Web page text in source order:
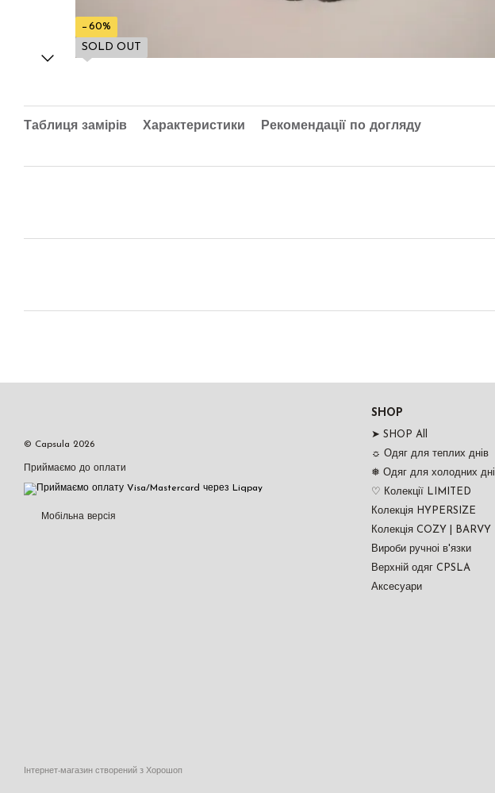
−60%
SOLD OUT
Таблиця замірів Характеристики Рекомендації по догляду
© Capsula 2026
Приймаємо до оплати
Мобільна версія
Інтернет-магазин створений з Хорошоп
SHOP
➤ SHOP All
☼ Одяг для теплих днів
❅ Одяг для холодних
♡ Колекції LIMITED
Колекція HYPERSIZE
Колекція COZY | BARVY
Вироби ручноі в'язки
Верхній одяг CPSLA
Аксесуари